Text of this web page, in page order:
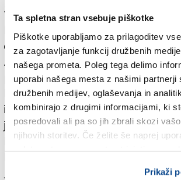
Ta spletna stran vsebuje piškotke
Piškotke uporabljamo za prilagoditev
za zagotavljanje funkcij družbenih
našega prometa. Poleg tega delimo
uporabi našega mesta z našimi partnerji
družbenih medijev, oglaševanja in
kombinirajo z drugimi informacijami, ki
posredovali ali pa so jih zbrali skozi
njihovih storitev. Če želite še naprej
Prikaži
zaščititi Slovence, nato pa Jude.
do tega prišlo, pa čeprav le delno,
zaslugi mladih. Upor, ki je presenetil
partizane, ni bil zelo uspešen, »brez
bilo 12. junija 1945 (odhoda
in niti 5. oktobra 1954 (londonskega
je prepričan Spazzali. Izpostavil je
Marzarija, Antonia Fonde Savia in